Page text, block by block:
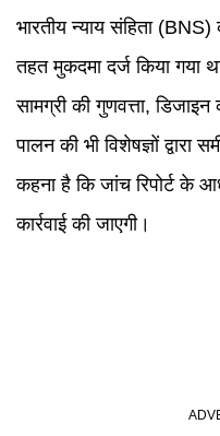
भारतीय न्याय संहिता
तहत मुकदमा दर्ज किया गया
सामग्री की गुणवत्ता,
पालन की भी विशेषज्ञों द्वारा
कहना है कि जांच रिपोर्ट के
कार्रवाई की जाएगी।